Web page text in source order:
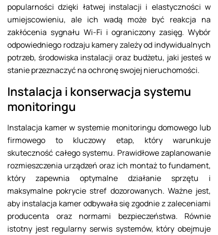
popularności dzięki łatwej instalacji i elastyczności w
umiejscowieniu, ale ich wadą może być reakcja na
zakłócenia sygnału Wi-Fi i ograniczony zasięg. Wybór
odpowiedniego rodzaju kamery zależy od indywidualnych
potrzeb, środowiska instalacji oraz budżetu, jaki jesteś w
stanie przeznaczyć na ochronę swojej nieruchomości.
Instalacja i konserwacja systemu
monitoringu
Instalacja kamer w systemie monitoringu domowego lub
firmowego to kluczowy etap, który warunkuje
skuteczność całego systemu. Prawidłowe zaplanowanie
rozmieszczenia urządzeń oraz ich montaż to fundament,
który zapewnia optymalne działanie sprzętu i
maksymalne pokrycie stref dozorowanych. Ważne jest,
aby instalacja kamer odbywała się zgodnie z zaleceniami
producenta oraz normami bezpieczeństwa. Równie
istotny jest regularny serwis systemów, który obejmuje